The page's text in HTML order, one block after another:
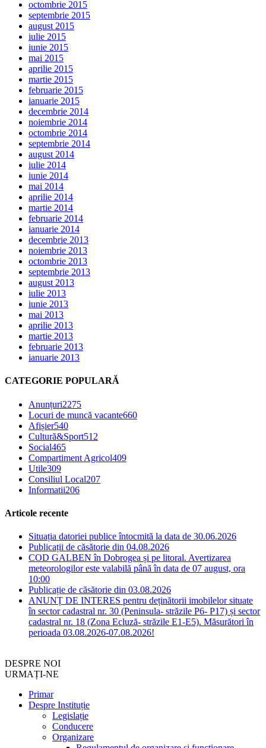
octombrie 2015
septembrie 2015
august 2015
iulie 2015
iunie 2015
mai 2015
aprilie 2015
martie 2015
februarie 2015
ianuarie 2015
decembrie 2014
noiembrie 2014
octombrie 2014
septembrie 2014
august 2014
iulie 2014
iunie 2014
mai 2014
aprilie 2014
martie 2014
februarie 2014
ianuarie 2014
decembrie 2013
noiembrie 2013
octombrie 2013
septembrie 2013
august 2013
iulie 2013
iunie 2013
mai 2013
aprilie 2013
martie 2013
februarie 2013
ianuarie 2013
CATEGORIE POPULARĂ
Anunțuri2275
Locuri de muncă vacante660
Afișier540
Cultură&Sport512
Social465
Compartiment Agricol409
Utile309
Consiliul Local207
Informatii206
Articole recente
Situația datoriei publice întocmită la data de 30.06.2026
Publicații de căsătorie din 04.08.2026
COD GALBEN în Dobrogea și pe litoral. Avertizarea
meteorologilor este valabilă până în data de 07 august, ora
10:00
Publicație de căsătorie din 03.08.2026
ANUNȚ DE INTERES pentru deținătorii imobilelor situate
în sector cadastral nr. 30 (Peninsula- străzile P6- P17) și sector
cadastral nr. 18 (Zona Ecluză- străzile E1-E5). Măsurători în
perioada 03.08.2026-07.08.2026!
DESPRE NOI
URMAȚI-NE
Primar
Despre Instituție
Legislație
Conducere
Organizare